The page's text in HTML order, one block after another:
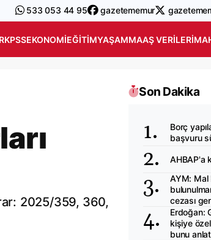
533 053 44 95 gazetememur
KPSSEKONOMIEĞITIMYAŞAMMAAŞ VERILERI
2025/359, 360,
Son Dakika
Borç
başvuru
AHBAP'a
AYM: Mal
cezası
Erdoğan:
kişiye
bunu